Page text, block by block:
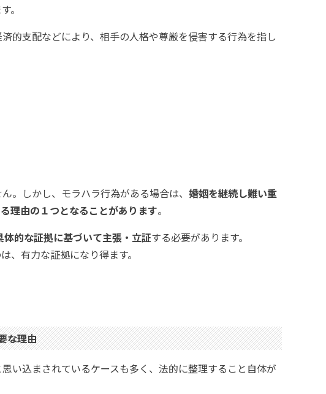
。
的支配などにより、相手の人格や尊厳を侵害する行為を指し
。しかし、モラハラ行為がある場合は、 婚姻を継続し難い重
理由の１つとなることがあります。
体的な証拠に基づいて主張・立証する必要があります。
、有力な証拠になり得ます。
な理由
い込まされているケースも多く、法的に整理すること自体が